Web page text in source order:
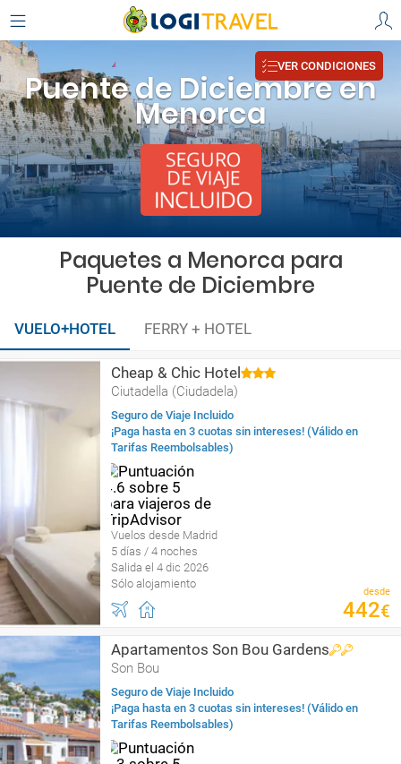
Puente de Diciembre en
Menorca
VER CONDICIONES
Paquetes a Menorca para
Puente de Diciembre
VUELO+HOTEL FERRY + HOTEL
Cheap & Chic Hotel
Ciutadella (Ciudadela)
Seguro de Viaje Incluido
¡Paga hasta en 3 cuotas sin intereses! (Válido en
Tarifas Reembolsables)
Vuelos desde Madrid
5 días / 4 noches
Salida el 4 dic 2026
Sólo alojamiento
desde
442€
Apartamentos Son Bou Gardens
Son Bou
Seguro de Viaje Incluido
¡Paga hasta en 3 cuotas sin intereses! (Válido en
Tarifas Reembolsables)